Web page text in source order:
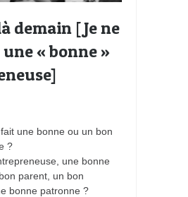
demain [Je ne
« bonne »
une bonne ou un bon
?
une bonne
parent, un bon
bonne patronne ?